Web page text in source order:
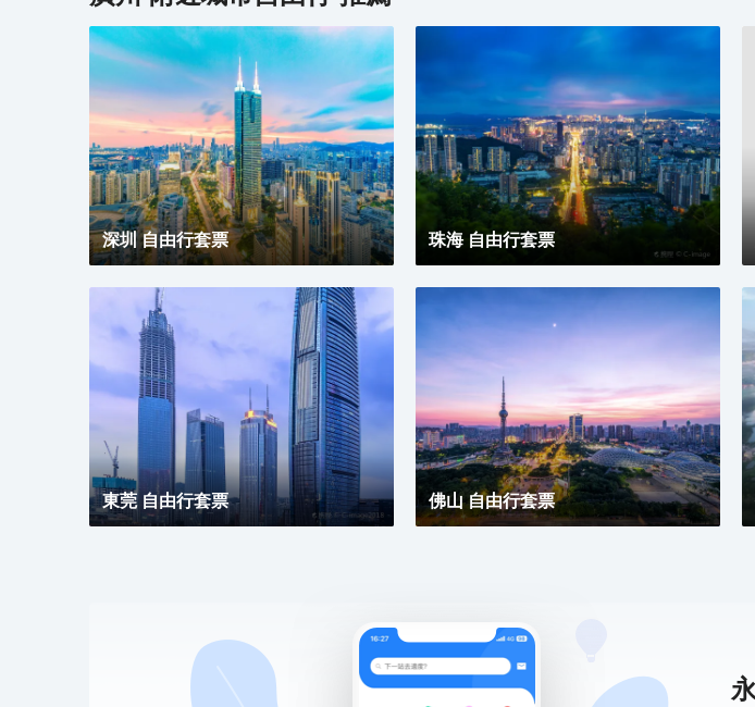
至全球矚目的中式美學新地標的美好期許。 酒店作為
南沙國際會展中心綜合體重要組成部分，以“木棉花
開，鴻翔海絲”之設計理念，以大灣區金融新地標之姿
態，締造南沙“立足灣區、協同港澳、面向世界”的實踐
範本。
代經典與優雅，滿足休閒賓客
驗。配備粵式風味的林苑中餐
珍饈美饌。酒店擁有馬丁叔叔
與小動物們互動亦或參與馬丁
子時光。同時，酒店擁有
地以及寬敞的戶外草坪，可滿
求，無論商務出行亦或休閒旅
見另一種可能。
深圳 自由行套票 珠海 自由行套票
東莞 自由行套票 佛山 自由行套票